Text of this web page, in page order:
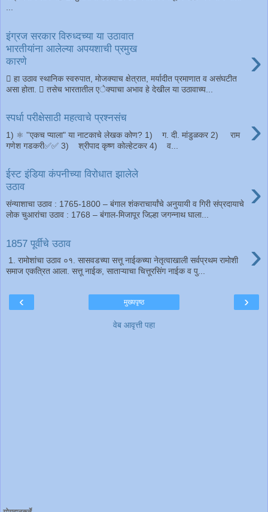
...
इंग्रज सरकार विरुध्दच्या या उठावात
भारतीयांना आलेल्या अपयशाची प्रमुख
कारणे
›
 हा उठाव स्थानिक स्वरुपात, मोजक्याच क्षेत्रात, मर्यादीत प्रमाणात व असंघटीत
असा होता.  तसेच भारतातील एेक्याचा अभाव हे देखील या उठावाच्य...
स्पर्धा परीक्षेसाठी महत्वाचे प्रश्नसंच ›
1) ⚛️ ''एकच प्‍याला" या नाटकाचे लेखक कोण? 1) ग. दी. मांडुळकर 2) राम
गणेश गडकरी✅✅ 3) श्रीपाद कृष्‍ण कोल्‍हेटकर 4) व...
ईस्ट इंडिया कंपनीच्या विरोधात झालेले
उठाव
›
संन्याशाचा उठाव : 1765-1800 – बंगाल शंकराचार्यांचे अनुयायी व गिरी संप्रदायाचे
लोक चुआरांचा उठाव : 1768 – बंगाल-मिजापूर जिल्हा जगन्नाथ घाला...
1857 पूर्वीचे उठाव ›
1. रामोशांचा उठाव ०१. सासवडच्या सत्तू नाईकच्या नेतृत्वाखाली सर्वप्रथम रामोशी
समाज एकत्रित आला. सत्तू नाईक, साताऱ्याचा चित्तूरसिंग नाईक व पु...
‹ ›
मुख्यपृष्ठ
वेब आवृत्ती पहा